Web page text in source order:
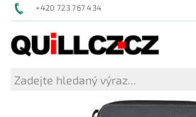
+420 723 767 434